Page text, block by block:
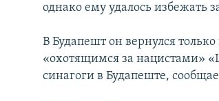
однако ему удалось избежать
В Будапешт он вернулся только
«охотящимся за нацистами»
синагоги в Будапеште,